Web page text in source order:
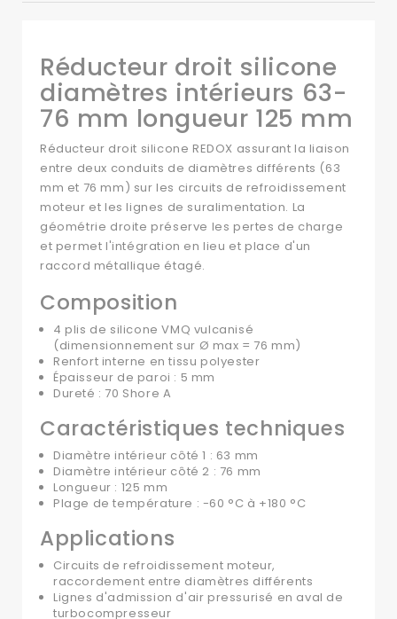
Réducteur droit silicone
diamètres intérieurs 63-
76 mm longueur 125 mm
Réducteur droit silicone REDOX assurant la liaison
entre deux conduits de diamètres différents (63
mm et 76 mm) sur les circuits de refroidissement
moteur et les lignes de suralimentation. La
géométrie droite préserve les pertes de charge
et permet l'intégration en lieu et place d'un
raccord métallique étagé.
Composition
4 plis de silicone VMQ vulcanisé
(dimensionnement sur Ø max = 76 mm)
Renfort interne en tissu polyester
Épaisseur de paroi : 5 mm
Dureté : 70 Shore A
Caractéristiques techniques
Diamètre intérieur côté 1 : 63 mm
Diamètre intérieur côté 2 : 76 mm
Longueur : 125 mm
Plage de température : -60 °C à +180 °C
Applications
Circuits de refroidissement moteur,
raccordement entre diamètres différents
Lignes d'admission d'air pressurisé en aval de
turbocompresseur